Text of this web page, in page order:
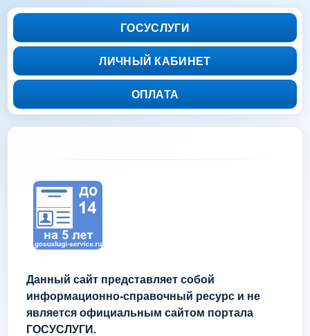
ГОСУСЛУГИ
ЛИЧНЫЙ КАБИНЕТ
ОПЛАТА
Данный сайт представляет собой
информационно-справочный ресурс и не
является официальным сайтом портала
ГОСУСЛУГИ.